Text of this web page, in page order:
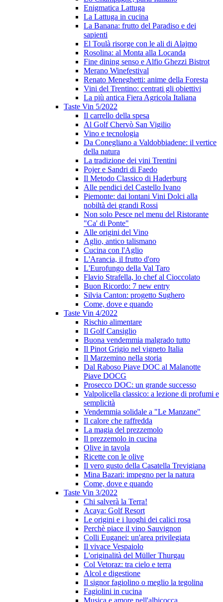
Enigmatica Lattuga
La Lattuga in cucina
La Banana: frutto del Paradiso e dei
sapienti
El Toulà risorge con le ali di Alajmo
Rosolina: al Monta alla Locanda
Fine dining senso e Alfio Ghezzi Bistrot
Merano Winefestival
Renato Meneghetti: anime della Foresta
Vini del Trentino: centrati gli obiettivi
La più antica Fiera Agricola Italiana
Taste Vin 5/2022
Il carrello della spesa
Al Golf Chervò San Vigilio
Vino e tecnologia
Da Conegliano a Valdobbiadene: il vertice
della natura
La tradizione dei vini Trentini
Pojer e Sandri di Faedo
Il Metodo Classico di Haderburg
Alle pendici del Castello Ivano
Piemonte: dai lontani Vini Dolci alla
nobiltà dei grandi Rossi
Non solo Pesce nel menu del Ristorante
"Ca' di Ponte"
Alle origini del Vino
Aglio, antico talismano
Cucina con l'Aglio
L'Arancia, il frutto d'oro
L'Eurofungo della Val Taro
Flavio Strafella, lo chef al Cioccolato
Buon Ricordo: 7 new entry
Silvia Canton: progetto Sughero
Come, dove e quando
Taste Vin 4/2022
Rischio alimentare
Il Golf Cansiglio
Buona vendemmia malgrado tutto
Il Pinot Grigio nel vigneto Italia
Il Marzemino nella storia
Dal Raboso Piave DOC al Malanotte
Piave DOCG
Prosecco DOC: un grande successo
Valpolicella classico: a lezione di profumi e
semplicità
Vendemmia solidale a "Le Manzane"
Il calore che raffredda
La magia del prezzemolo
Il prezzemolo in cucina
Olive in tavola
Ricette con le olive
Il vero gusto della Casatella Trevigiana
Mina Bazari: impegno per la natura
Come, dove e quando
Taste Vin 3/2022
Chi salverà la Terra!
Acaya: Golf Resort
Le origini e i luoghi dei calici rosa
Perchè piace il vino Sauvignon
Colli Euganei: un'area privilegiata
Il vivace Vespaiolo
L'originalità del Müller Thurgau
Col Vetoraz: tra cielo e terra
Alcol e digestione
Il signor fagiolino o meglio la tegolina
Fagiolini in cucina
Musica e amore nell'albicocca